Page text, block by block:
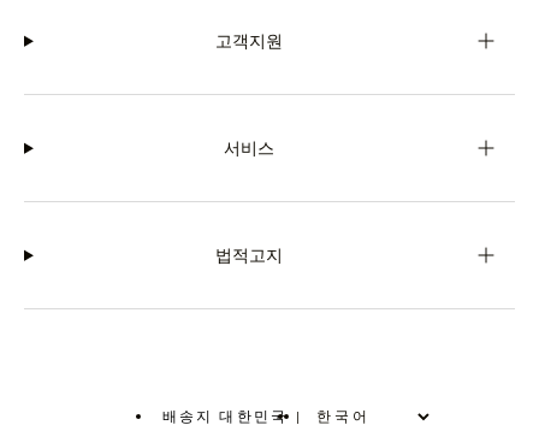
고객지원
서비스
법적고지
배송지 대한민국 |